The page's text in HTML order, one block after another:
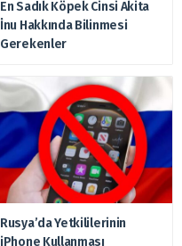
En Sadık Köpek Cinsi Akita
İnu Hakkında Bilinmesi
Gerekenler
Rusya’da Yetkililerinin
iPhone Kullanması